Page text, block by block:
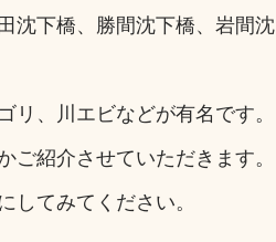
沈下橋、勝間沈下橋、岩間沈
、川エビなどが有名です。
紹介させていただきます。
してみてください。